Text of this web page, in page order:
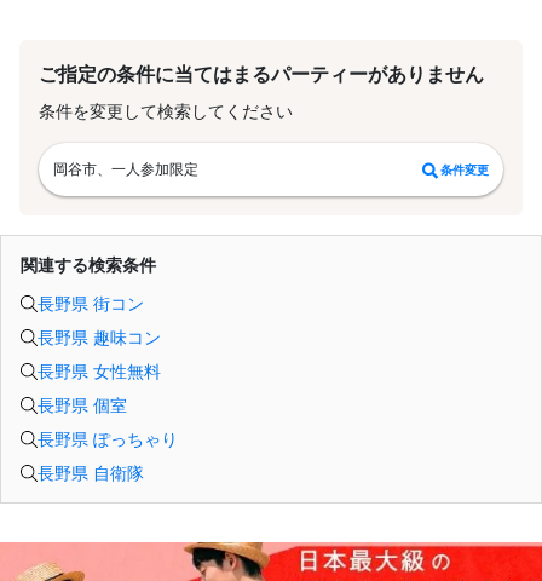
ご指定の条件に当てはまるパーティーがありません
条件を変更して検索してください
岡谷市、一人参加限定 条件変更
関連する検索条件
長野県 街コン
長野県 趣味コン
長野県 女性無料
長野県 個室
長野県 ぽっちゃり
長野県 自衛隊